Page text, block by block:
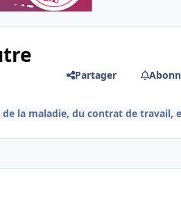
Partager
de la maladie, du contrat de travail,